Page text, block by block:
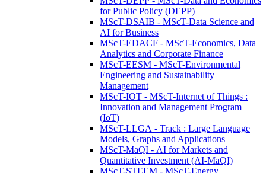
for Public Policy (DEPP)
MScT-DSAIB - MScT-Data Science and
AI for Business
MScT-EDACF - MScT-Economics, Data
Analytics and Corporate Finance
MScT-EESM - MScT-Environmental
Engineering and Sustainability
Management
MScT-IOT - MScT-Internet of Things :
Innovation and Management Program
(IoT)
MScT-LLGA - Track : Large Language
Models, Graphs and Applications
MScT-MaQI - AI for Markets and
Quantitative Investment (AI-MaQI)
MScT-STEEM - MScT-Energy